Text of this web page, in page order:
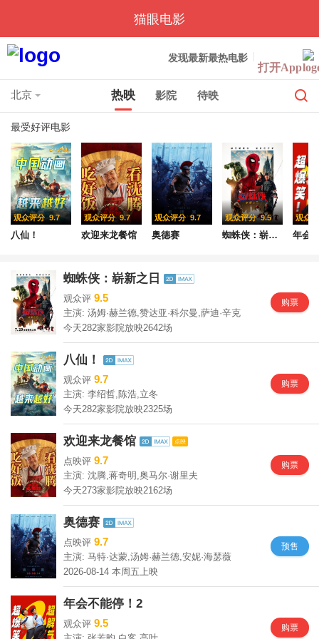
猫眼电影
发现最新最热电影
打开App
北京 热映 影院 待映
最受好评电影
观众评分 9.7
八仙！
观众评分9.7
欢迎来龙餐馆
观众评分9.7
奥德赛
观众评分9.5
蜘蛛侠：崭新之日
观众
年会
蜘蛛侠：崭新之日
观众评 9.5
主演: 汤姆·赫兰德,赞达亚·科尔曼,萨迪·辛克
今天282家影院放映2642场
购票
八仙！
观众评 9.7
主演: 李绍哲,陈浩,立冬
今天282家影院放映2325场
购票
欢迎来龙餐馆
点映评 9.7
主演: 沈腾,蒋奇明,奥马尔·谢里夫
今天273家影院放映2162场
购票
奥德赛
点映评 9.7
主演: 马特·达蒙,汤姆·赫兰德,安妮·海瑟薇
2026-08-14 本周五上映
预售
年会不能停！2
观众评 9.5 购票